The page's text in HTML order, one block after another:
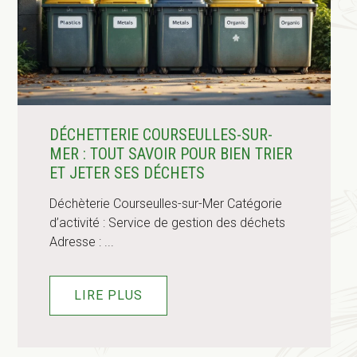
DÉCHETTERIE COURSEULLES-SUR-
MER : TOUT SAVOIR POUR BIEN TRIER
ET JETER SES DÉCHETS
Déchèterie Courseulles-sur-Mer Catégorie
d’activité : Service de gestion des déchets
Adresse : ...
LIRE PLUS